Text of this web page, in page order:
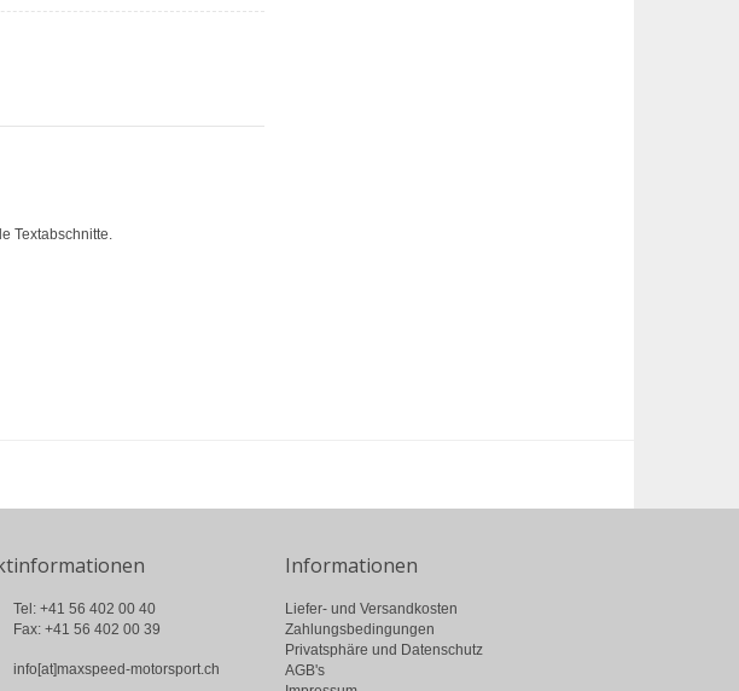
Textabschnitte.
Tel: +41 56 402 00 40
Fax: +41 56 402 00 39
info[at]maxspeed-motorsport.ch
Informationen
Liefer- und Versandkosten
Zahlungsbedingungen
Privatsphäre und Datenschutz
AGB's